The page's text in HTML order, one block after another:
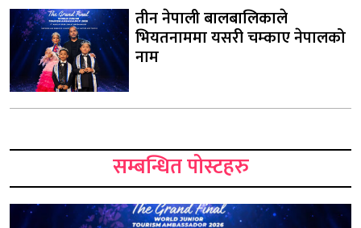
तीन नेपाली बालबालिकाले
भियतनाममा यसरी चम्काए नेपालको
नाम
सम्बन्धित पोस्टहरु